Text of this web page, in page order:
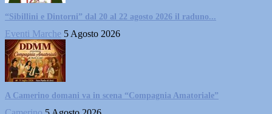
“Sibillini e Dintorni” dal 20 al 22 agosto 2026 il raduno...
Eventi Marche 5 Agosto 2026
A Camerino domani va in scena “Compagnia Amatoriale”